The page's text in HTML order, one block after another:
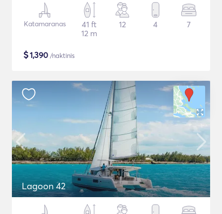
Katamaranas
41 ft
12 m
12 4 7
$1,390 /naktinis
Lagoon 42